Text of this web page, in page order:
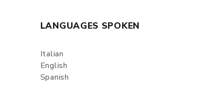
LANGUAGES SPOKEN
Italian
English
Spanish